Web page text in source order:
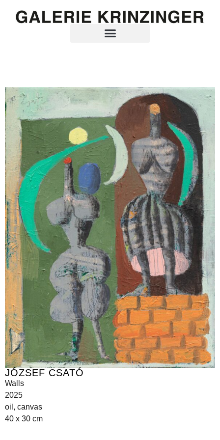
JÓZSEF CSATÓ
Walls
2025
oil, canvas
40 x 30 cm